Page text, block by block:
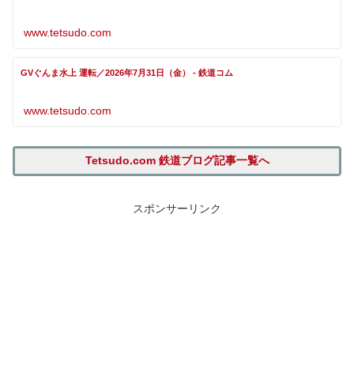
www.tetsudo.com
GVぐんま水上 運転／2026年7月31日（金） - 鉄道コム
www.tetsudo.com
Tetsudo.com 鉄道ブログ記事一覧へ
スポンサーリンク